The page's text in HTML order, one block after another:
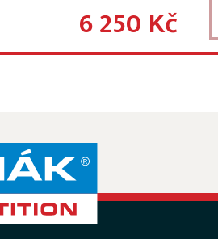
6 250 Kč